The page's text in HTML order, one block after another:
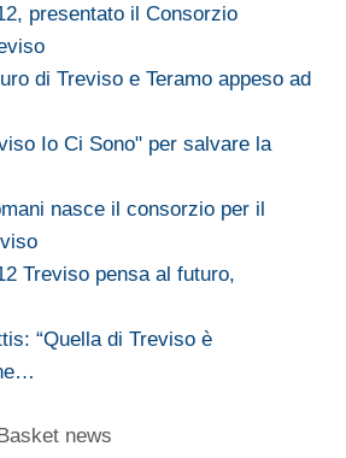
presentato il Consorzio
di Treviso e Teramo appeso ad
Io Ci Sono" per salvare la
nasce il consorzio per il
Treviso pensa al futuro,
“Quella di Treviso è
Basket news